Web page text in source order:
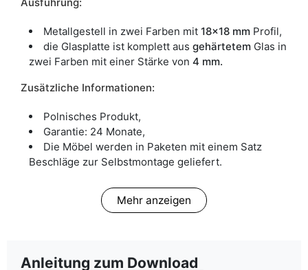
Ausführung:
Metallgestell in zwei Farben mit 18x18 mm Profil,
die Glasplatte ist komplett aus gehärtetem Glas in
zwei Farben mit einer Stärke von 4 mm.
Zusätzliche Informationen:
Polnisches Produkt,
Garantie: 24 Monate,
Die Möbel werden in Paketen mit einem Satz
Beschläge zur Selbstmontage geliefert.
Mehr anzeigen
Anleitung zum Download